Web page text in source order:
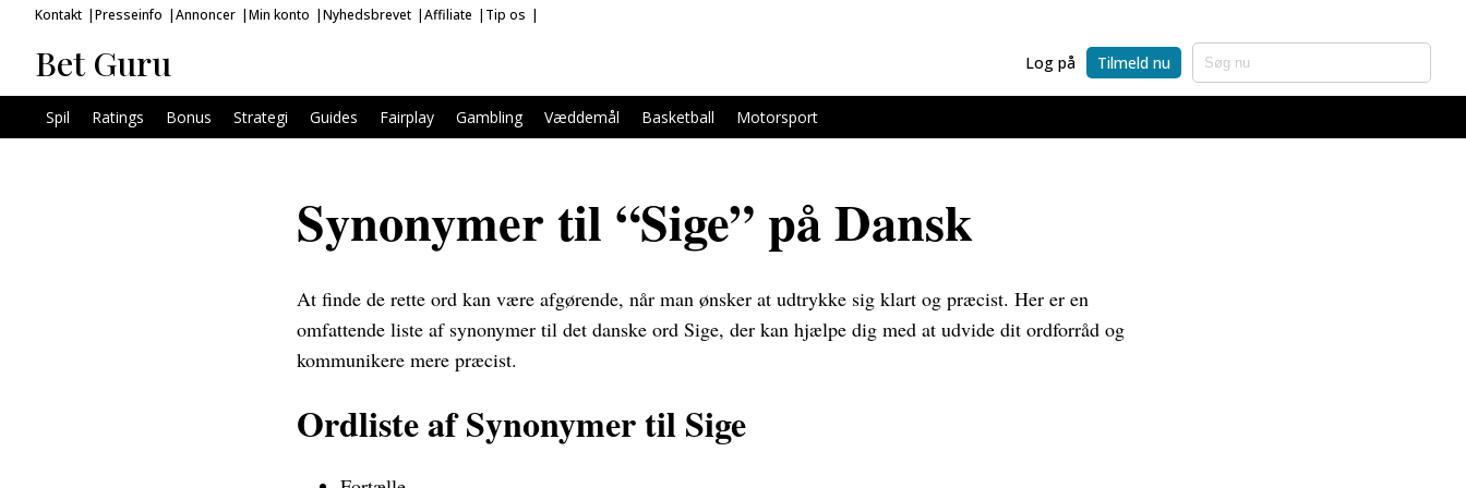
Kontakt Presseinfo Annoncer Min konto Nyhedsbrevet Affiliate Tip os
Bet Guru Log på Tilmeld nu
Spil Ratings Bonus Strategi Guides Fairplay Gambling Væddemål Basketball Motorsport
Synonymer til “Sige” på Dansk
At finde de rette ord kan være afgørende, når man ønsker at udtrykke sig klart og præcist. Her er en
omfattende liste af synonymer til det danske ord Sige, der kan hjælpe dig med at udvide dit ordforråd og
kommunikere mere præcist.
Ordliste af Synonymer til Sige